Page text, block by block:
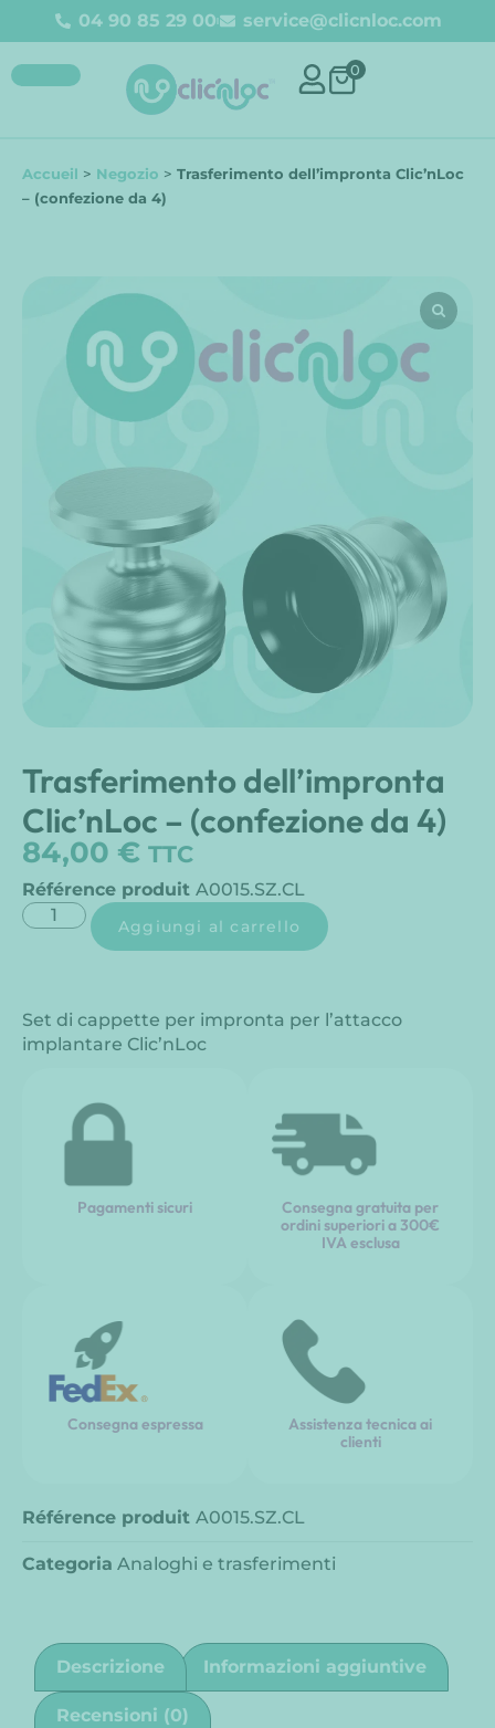
04 90 85 29 00 service@clicnloc.com
0
Accueil > Negozio > Trasferimento dell’impronta Clic’nLoc
– (confezione da 4)
Trasferimento dell’impronta
Clic’nLoc – (confezione da 4)
84,00 € TTC
Référence produit A0015.SZ.CL
Aggiungi al carrello
Set di cappette per impronta per l’attacco
implantare Clic’nLoc
Pagamenti sicuri
Consegna gratuita per
ordini superiori a 300€
IVA esclusa
Consegna espressa
Assistenza tecnica ai
clienti
Référence produit A0015.SZ.CL
Categoria Analoghi e trasferimenti
Descrizione Informazioni aggiuntive
Recensioni (0)